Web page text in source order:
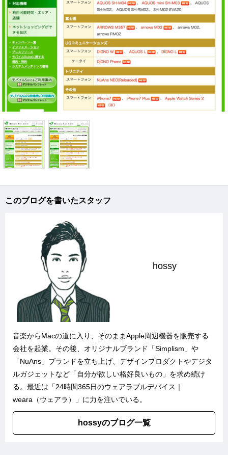
このブログを書いたスタッフ
hossy
音楽からMacの道に入り、そのままApple周辺機器を販売する
会社を起業。その後、オリジナルブランド「Simplism 」や
「NuAns 」ブランドを立ち上げ、デザインプロダクトやデジタ
ルガジェットなど「自分が欲しい格好良いもの」を求め続け
る。最近は「24時間365日のウェアラブルデバイス｜
weara（ウェアラ）
」に力を注いでいる。
hossyのブログ一覧